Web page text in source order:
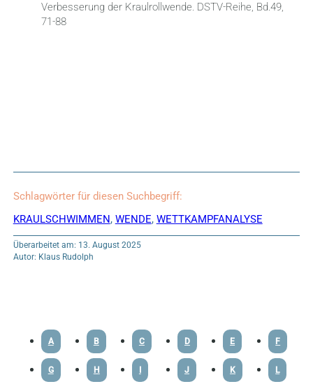
Verbesserung der Kraulrollwende. DSTV-Reihe, Bd.49,
71-88
Schlagwörter für diesen Suchbegriff:
KRAULSCHWIMMEN, WENDE, WETTKAMPFANALYSE
Überarbeitet am: 13. August 2025
Autor: Klaus Rudolph
A B C D E F
G H J K L